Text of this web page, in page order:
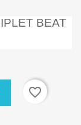
BEAT
favorite_border